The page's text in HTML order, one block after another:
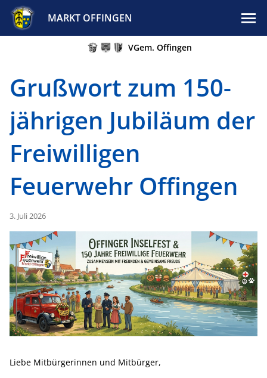
MARKT OFFINGEN
VGem. Offingen
Grußwort zum 150-
jährigen Jubiläum der
Freiwilligen
Feuerwehr Offingen
3. Juli 2026
Liebe Mitbürgerinnen und Mitbürger,